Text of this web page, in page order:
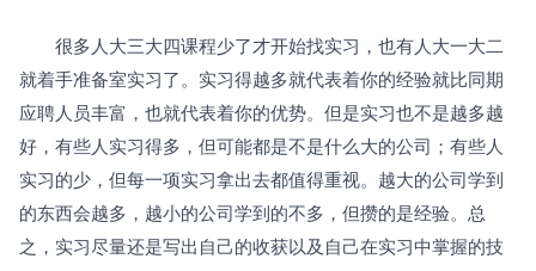
很多人大三大四课程少了才开始找实习，也有人大一大二
就着手准备室实习了。实习得越多就代表着你的经验就比同期
应聘人员丰富，也就代表着你的优势。但是实习也不是越多越
好，有些人实习得多，但可能都是不是什么大的公司；有些人
实习的少，但每一项实习拿出去都值得重视。越大的公司学到
的东西会越多，越小的公司学到的不多，但攒的是经验。总
之，实习尽量还是写出自己的收获以及自己在实习中掌握的技